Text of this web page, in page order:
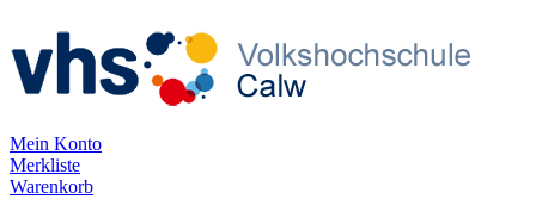
Mein Konto
Merkliste
Warenkorb